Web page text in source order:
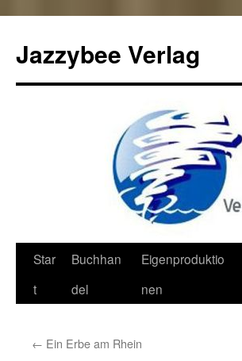
Jazzybee Verlag
Zum
Inhalt
Star
t
Buchhan
del
Eigenproduktio
nen
← Ein Erbe am Rhein